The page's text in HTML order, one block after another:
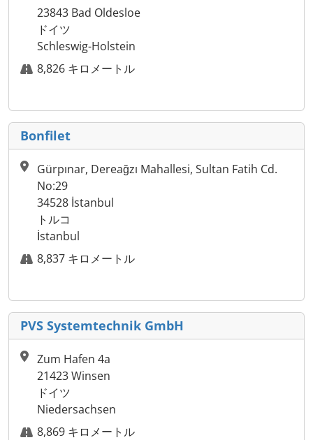
23843 Bad Oldesloe
ドイツ
Schleswig-Holstein
8,826 キロメートル
Bonfilet
Gürpınar, Dereağzı Mahallesi, Sultan Fatih Cd.
No:29
34528 İstanbul
トルコ
İstanbul
8,837 キロメートル
PVS Systemtechnik GmbH
Zum Hafen 4a
21423 Winsen
ドイツ
Niedersachsen
8,869 キロメートル